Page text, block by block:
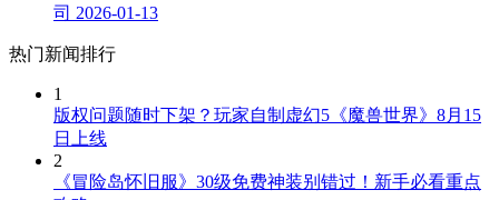
司 2026-01-13
热门新闻排行
1
版权问题随时下架？玩家自制虚幻5《魔兽世界》8月15
日上线
2
《冒险岛怀旧服》30级免费神装别错过！新手必看重点